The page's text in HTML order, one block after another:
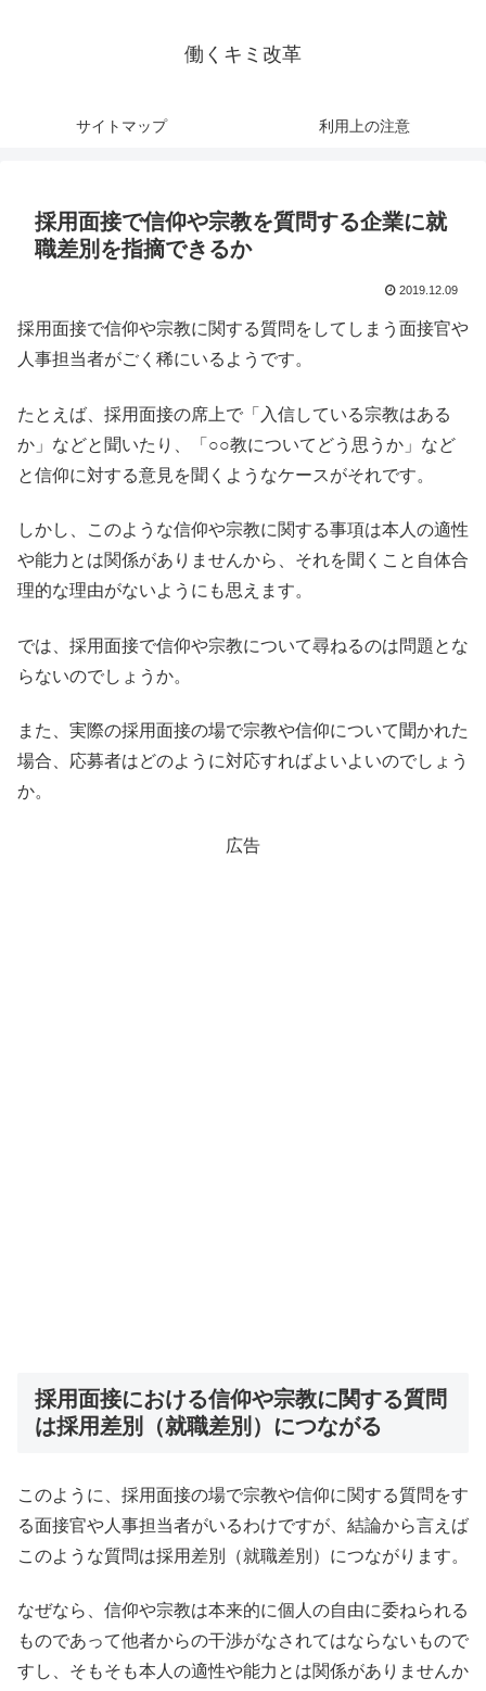
働くキミ改革
サイトマップ 利用上の注意
採用面接で信仰や宗教を質問する企業に就
職差別を指摘できるか
2019.12.09
採用面接で信仰や宗教に関する質問をしてしまう面接官や
人事担当者がごく稀にいるようです。
たとえば、採用面接の席上で「入信している宗教はある
か」などと聞いたり、「○○教についてどう思うか」など
と信仰に対する意見を聞くようなケースがそれです。
しかし、このような信仰や宗教に関する事項は本人の適性
や能力とは関係がありませんから、それを聞くこと自体合
理的な理由がないようにも思えます。
では、採用面接で信仰や宗教について尋ねるのは問題とな
らないのでしょうか。
また、実際の採用面接の場で宗教や信仰について聞かれた
場合、応募者はどのように対応すればよいよいのでしょう
か。
広告
採用面接における信仰や宗教に関する質問
は採用差別（就職差別）につながる
このように、採用面接の場で宗教や信仰に関する質問をす
る面接官や人事担当者がいるわけですが、結論から言えば
このような質問は採用差別（就職差別）につながります。
なぜなら、信仰や宗教は本来的に個人の自由に委ねられる
ものであって他者からの干渉がなされてはならないもので
すし、そもそも本人の適性や能力とは関係がありませんか